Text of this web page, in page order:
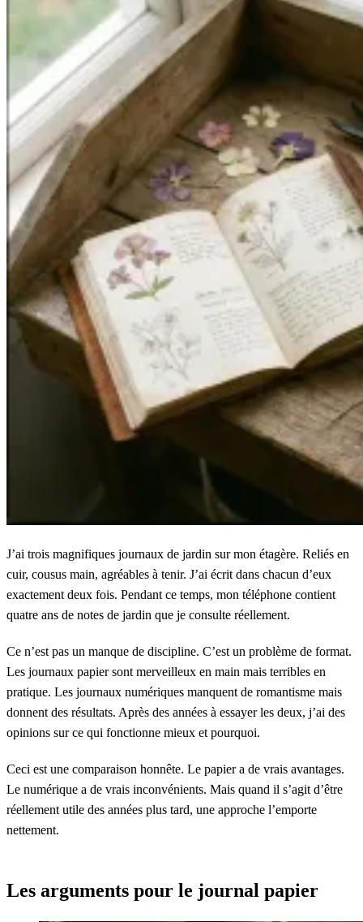
J’ai trois magnifiques journaux de jardin sur mon étagère. Reliés en
cuir, cousus main, agréables à tenir. J’ai écrit dans chacun d’eux
exactement deux fois. Pendant ce temps, mon téléphone contient
quatre ans de notes de jardin que je consulte réellement.
Ce n’est pas un manque de discipline. C’est un problème de format.
Les journaux papier sont merveilleux en main mais terribles en
pratique. Les journaux numériques manquent de romantisme mais
donnent des résultats. Après des années à essayer les deux, j’ai des
opinions sur ce qui fonctionne mieux et pourquoi.
Ceci est une comparaison honnête. Le papier a de vrais avantages.
Le numérique a de vrais inconvénients. Mais quand il s’agit d’être
réellement utile des années plus tard, une approche l’emporte
nettement.
Les arguments pour le journal papier